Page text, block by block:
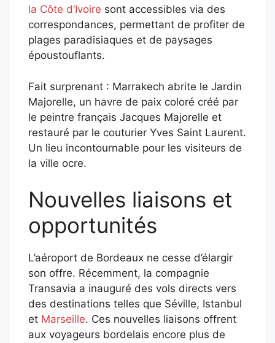
la Côte d’Ivoire sont accessibles via des
correspondances, permettant de profiter de
plages paradisiaques et de paysages
époustouflants.
Fait surprenant : Marrakech abrite le Jardin
Majorelle, un havre de paix coloré créé par
le peintre français Jacques Majorelle et
restauré par le couturier Yves Saint Laurent.
Un lieu incontournable pour les visiteurs de
la ville ocre.
Nouvelles liaisons et
opportunités
L’aéroport de Bordeaux ne cesse d’élargir
son offre. Récemment, la compagnie
Transavia a inauguré des vols directs vers
des destinations telles que Séville, Istanbul
et Marseille. Ces nouvelles liaisons offrent
aux voyageurs bordelais encore plus de